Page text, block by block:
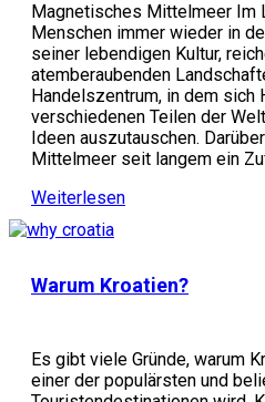
Magnetisches Mittelmeer Im
Menschen immer wieder in
seiner lebendigen Kultur,
atemberaubenden
Handelszentrum, in dem sich
verschiedenen Teilen der
Ideen auszutauschen.
Mittelmeer seit langem ein
Weiterlesen
Warum Kroatien?
Es gibt viele Gründe, warum
einer der populärsten und